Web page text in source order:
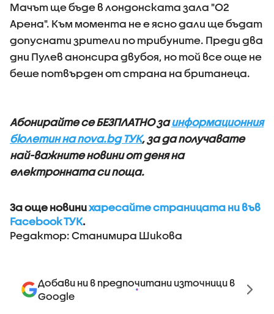
Мачът ще бъде в лондонската зала "О2
Арена". Към момента не е ясно дали ще бъдат
допуснати зрители по трибуните. Преди два
дни Пулев анонсира двубоя, но той все още не
беше потвърден от страна на британеца.
Абонирайте се БЕЗПЛАТНО заинформационния
бюлетин на nova.bg ТУК, за да получавате
най-важните новини от деня на
електронната си поща.
За още новинихаресайте страницата ни във
Facebook ТУК.
Редактор: Станимира Шикова
Добави ни в предпочитани източници в
Google